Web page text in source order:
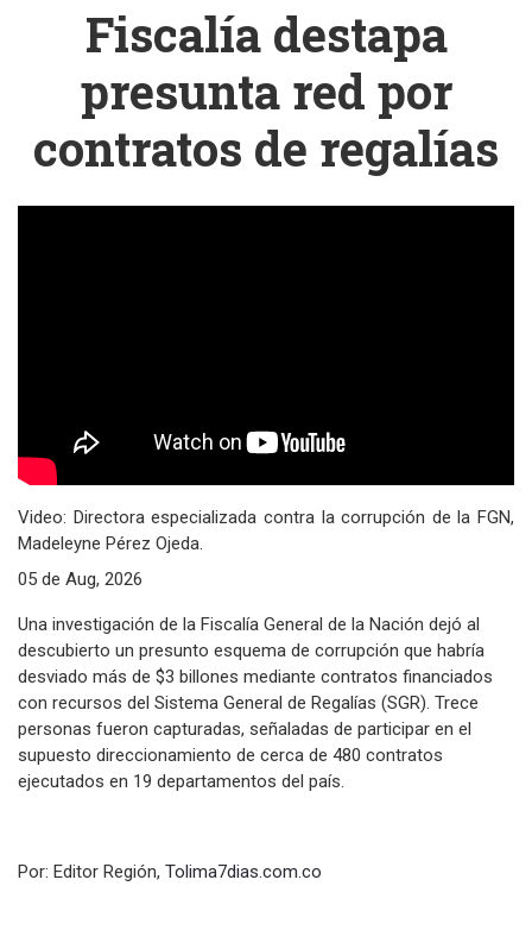
Fiscalía destapa
presunta red por
contratos de regalías
Video: Directora especializada contra la corrupción de la FGN,
Madeleyne Pérez Ojeda.
05 de Aug, 2026
Una investigación de la Fiscalía General de la Nación dejó al
descubierto un presunto esquema de corrupción que habría
desviado más de $3 billones mediante contratos financiados
con recursos del Sistema General de Regalías (SGR). Trece
personas fueron capturadas, señaladas de participar en el
supuesto direccionamiento de cerca de 480 contratos
ejecutados en 19 departamentos del país.
Por: Editor Región, Tolima7dias.com.co